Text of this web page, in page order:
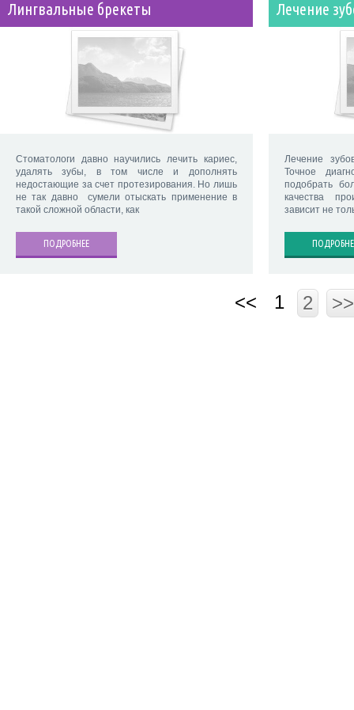
Лингвальные брекеты
Стоматологи давно научились лечить кариес,
удалять зубы, в том числе и дополнять
недостающие за счет протезирования. Но лишь
не так давно сумели отыскать применение в
такой сложной области, как
ПОДРОБНЕЕ
Лечение
Лечение
Точное
подобрать
качества
зависит не
<< 1 2 >>